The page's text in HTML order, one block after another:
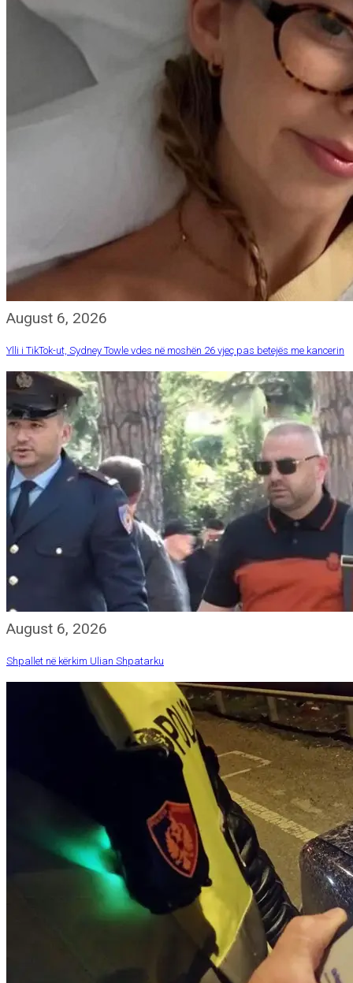
August 6, 2026
Ylli i TikTok-ut, Sydney Towle vdes në moshën 26 vjeç pas betejës me kancerin
August 6, 2026
Shpallet në kërkim Ulian Shpatarku